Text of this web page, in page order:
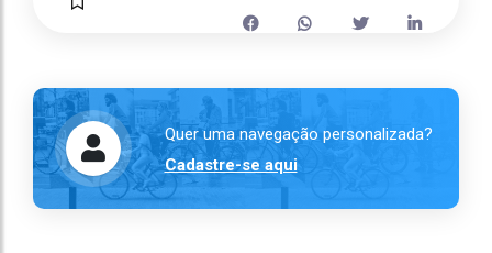
Quer uma navegação personalizada?
Cadastre-se aqui